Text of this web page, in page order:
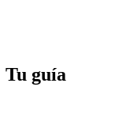
guía